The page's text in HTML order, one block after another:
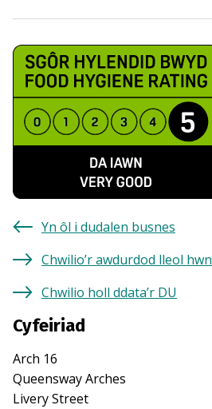
Yn ôl i dudalen busnes
Chwilio’r awdurdod lleol hwn
Chwilio holl ddata’r DU
Cyfeiriad
Arch 16
Queensway Arches
Livery Street